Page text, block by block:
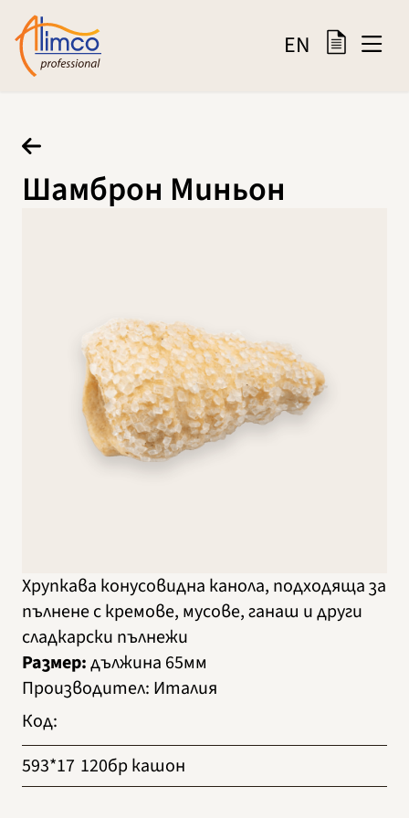
EN
Шамброн Миньон
Хрупкава конусовидна канола, подходяща за
пълнене с кремове, мусове, ганаш и други
сладкарски пълнежи
Размер:дължина 65мм
Производител: Италия
Код:
593*17 120бр кашон